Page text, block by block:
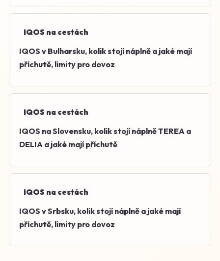
IQOS na cestách
IQOS v Bulharsku, kolik stojí náplně a jaké mají
příchutě, limity pro dovoz
IQOS na cestách
IQOS na Slovensku, kolik stojí náplně TEREA a
DELIA a jaké mají příchutě
IQOS na cestách
IQOS v Srbsku, kolik stojí náplně a jaké mají
příchutě, limity pro dovoz